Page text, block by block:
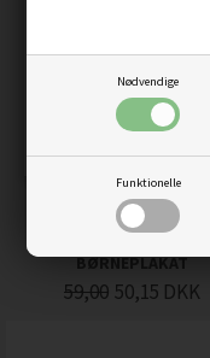
Nødvendige
Funktionelle
SUPERHELT BLÅ
DINOSAURER -
BØRNEPLAKAT
59,00 50,15 DKK